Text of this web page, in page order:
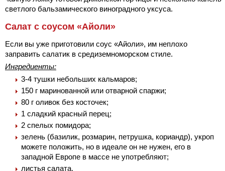
светлого бальзамического виноградного уксуса.
Салат с соусом «Айоли»
Если вы уже приготовили соус «Айоли», им неплохо
заправить салатик в средиземноморском стиле.
Ингредиенты:
3-4 тушки небольших кальмаров;
150 г маринованной или отварной спаржи;
80 г оливок без косточек;
1 сладкий красный перец;
2 спелых помидора;
зелень (базилик, розмарин, петрушка, кориандр), укроп
можете положить, но в идеале он не нужен, его в
западной Европе в массе не употребляют;
листья салата.